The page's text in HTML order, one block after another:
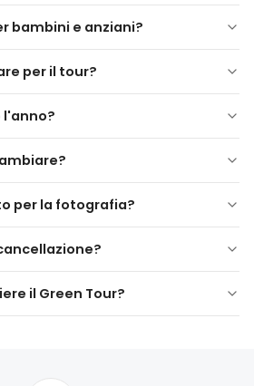
panoramica)
bambini e anziani?
di Ihlara. I bambini devono essere
di mobilità.
per il tour?
l'anno?
il percorso o i tempi.
per la fotografia?
il Green Tour?